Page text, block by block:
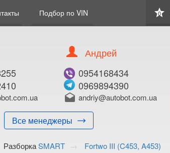
Подбор по VIN star
0
Все менеджеры
Андрей
0954168434
0969894390
drafts andriy@autobot.com.ua
РазборкаSMART
Fortwo III (C453, A453)